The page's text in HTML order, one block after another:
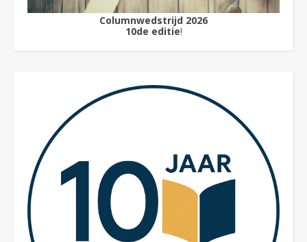
Columnwedstrijd 2026
10de editie!